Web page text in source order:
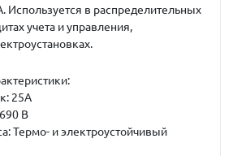
Используется в распределительных
учета и управления,
25A
В
Термо- и электроустойчивый